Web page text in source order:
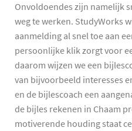
Onvoldoendes zijn namelijk
weg te werken. StudyWorks
aanmelding al snel toe aan
persoonlijke klik zorgt voor
daarom wijzen we een
van bijvoorbeeld interesses
en de bijlescoach een
de bijles rekenen in Chaam
motiverende houding staat